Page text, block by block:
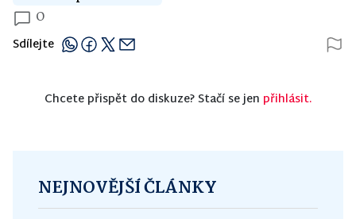
0
Sdílejte
Chcete přispět do diskuze? Stačí se jen přihlásit.
NEJNOVĚJŠÍ ČLÁNKY